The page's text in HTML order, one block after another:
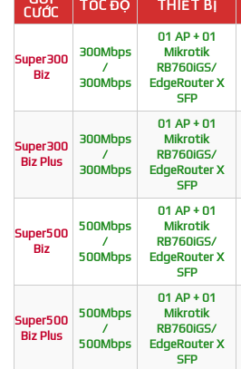
CƯỚC
TỐC ĐỘ THIẾT BỊ
Super300
Biz
300Mbps
/
300Mbps
01 AP + 01
Mikrotik
RB760iGS/
EdgeRouter X
SFP
Super300
Biz Plus
300Mbps
/
300Mbps
01 AP + 01
Mikrotik
RB760iGS/
EdgeRouter X
SFP
Super500
Biz
500Mbps
/
500Mbps
01 AP + 01
Mikrotik
RB760iGS/
EdgeRouter X
SFP
Super500
Biz Plus
500Mbps
/
500Mbps
01 AP + 01
Mikrotik
RB760iGS/
EdgeRouter X
SFP